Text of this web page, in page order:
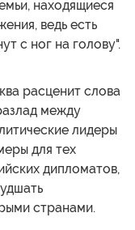
находящиеся
ведь есть
с ног на голову".
расценит слова
между
лидеры
для тех
дипломатов,
странами.